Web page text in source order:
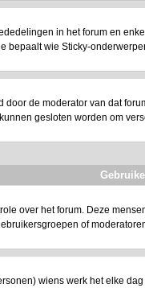
in het forum en
bepaalt wie Sticky-
de moderator van dat
gesloten worden om
over het forum. Deze
of
wiens werk het elke